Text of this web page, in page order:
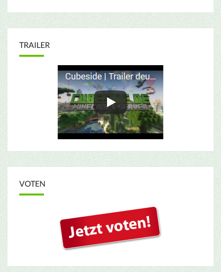
TRAILER
VOTEN